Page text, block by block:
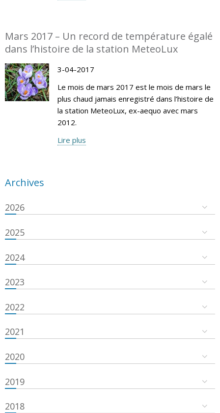
Mars 2017 – Un record de température égalé
dans l’histoire de la station MeteoLux
3-04-2017
Le mois de mars 2017 est le mois de mars le
plus chaud jamais enregistré dans l’histoire de
la station MeteoLux, ex-aequo avec mars
2012.
Lire plus
Archives
2026
2025
2024
2023
2022
2021
2020
2019
2018